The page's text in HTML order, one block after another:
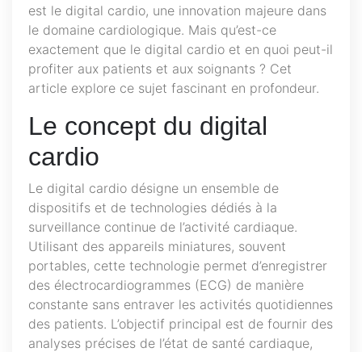
est le digital cardio, une innovation majeure dans
le domaine cardiologique. Mais qu’est-ce
exactement que le digital cardio et en quoi peut-il
profiter aux patients et aux soignants ? Cet
article explore ce sujet fascinant en profondeur.
Le concept du digital
cardio
Le digital cardio désigne un ensemble de
dispositifs et de technologies dédiés à la
surveillance continue de l’activité cardiaque.
Utilisant des appareils miniatures, souvent
portables, cette technologie permet d’enregistrer
des électrocardiogrammes (ECG) de manière
constante sans entraver les activités quotidiennes
des patients. L’objectif principal est de fournir des
analyses précises de l’état de santé cardiaque,